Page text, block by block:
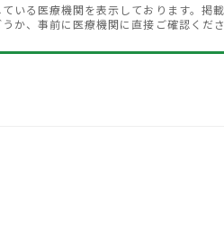
いる医療機関を表示しております。掲
か、事前に医療機関に直接ご確認くださ